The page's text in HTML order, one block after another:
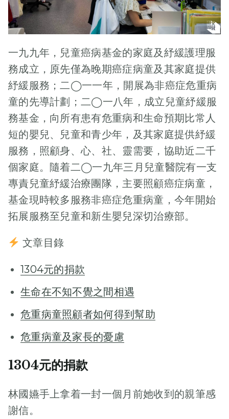
一九九年，兒童癌病基金的家庭及紓緩護理服
務成立，原先僅為晚期癌症病童及其家庭提供
紓緩服務；二◯一一年，開展為非癌症危重病
童的先導計劃；二◯一八年，成立兒童紓緩服
務基金，向所有患有危重病和生命預期比常人
短的嬰兒、兒童和青少年，及其家庭提供紓緩
服務，照顧身、心、社、靈需要，協助近二千
個家庭。隨着二◯一九年三月兒童醫院有一支
專責兒童紓緩治療團隊，主要照顧癌症病童，
基金現時較多服務非癌症危重病童，今年開始
拓展服務至兒童和新生嬰兒深切治療部。
文章目錄
1304元的捐款
生命在不知不覺之間相遇
危重病童照顧者如何得到幫助
危重病童及家長的憂慮
1304元的捐款
林國嬿手上拿着一封一個月前她收到的親筆感
謝信。